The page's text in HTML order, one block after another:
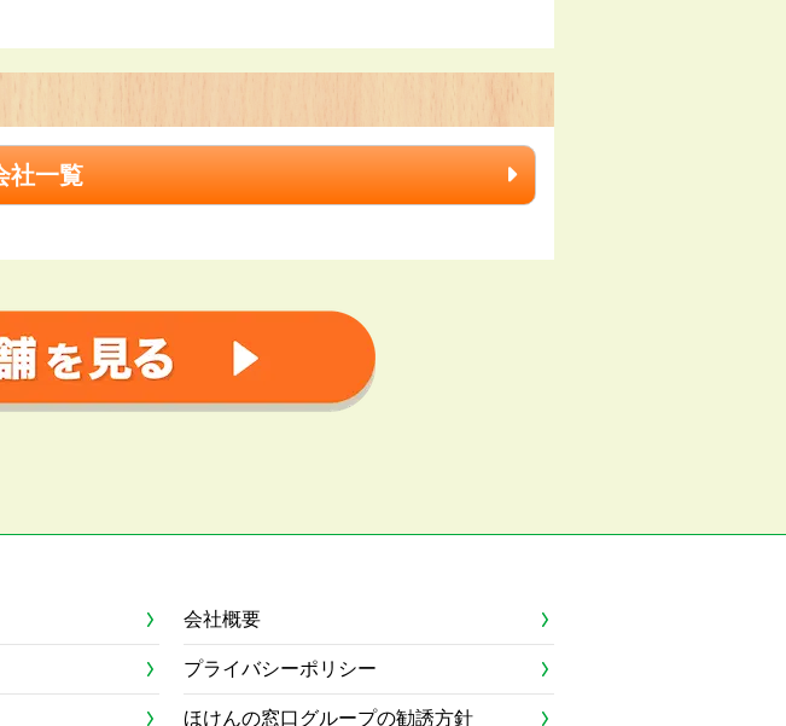
社一覧
会社概要
プライバシーポリシー
ほけんの窓口グループの勧誘方針